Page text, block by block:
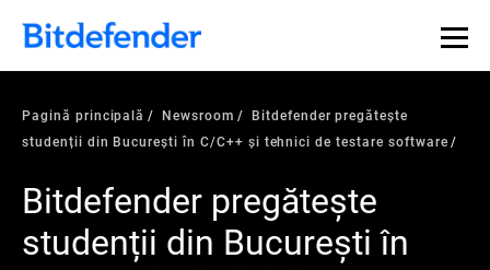
Pagină principală Newsroom
Bitdefender pregătește
studenții din București în C/C++ și tehnici de testare software
Bitdefender pregătește
studenții din București în